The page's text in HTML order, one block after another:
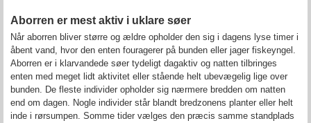
Aborren er mest aktiv i uklare søer
Når aborren bliver større og ældre opholder den sig i dagens lyse timer i
åbent vand, hvor den enten fouragerer på bunden eller jager fiskeyngel.
Aborren er i klarvandede søer tydeligt dagaktiv og natten tilbringes
enten med meget lidt aktivitet eller stående helt ubevægelig lige over
bunden. De fleste individer opholder sig nærmere bredden om natten
end om dagen. Nogle individer står blandt bredzonens planter eller helt
inde i rørsumpen. Somme tider vælges den præcis samme standplads